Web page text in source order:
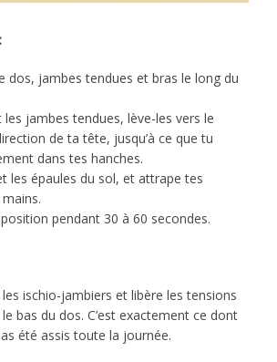
dos, jambes tendues et bras le long du
les jambes tendues, lève-les vers le
de ta tête, jusqu’à ce que tu
dans tes hanches.
les épaules du sol, et attrape tes
position pendant 30 à 60 secondes.
ischio-jambiers et libère les tensions
bas du dos. C’est exactement ce dont
été assis toute la journée.